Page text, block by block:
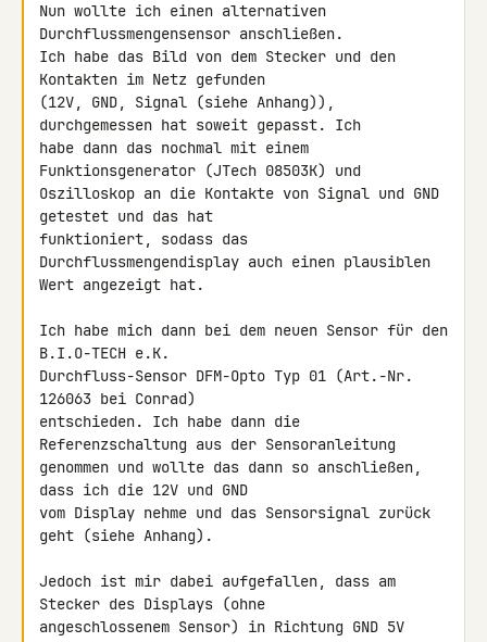
Nun wollte ich einen alternativen
Durchflussmengensensor anschließen.
Ich habe das Bild von dem Stecker und den
Kontakten im Netz gefunden
(12V, GND, Signal (siehe Anhang)),
durchgemessen hat soweit gepasst. Ich
habe dann das nochmal mit einem
Funktionsgenerator (JTech 08503K) und
Oszilloskop an die Kontakte von Signal und GND
getestet und das hat
funktioniert, sodass das
Durchflussmengendisplay auch einen plausiblen
Wert angezeigt hat.
Ich habe mich dann bei dem neuen Sensor für den
B.I.O-TECH e.K.
Durchfluss-Sensor DFM-Opto Typ 01 (Art.-Nr.
126063 bei Conrad)
entschieden. Ich habe dann die
Referenzschaltung aus der Sensoranleitung
genommen und wollte das dann so anschließen,
dass ich die 12V und GND
vom Display nehme und das Sensorsignal zurück
geht (siehe Anhang).
Jedoch ist mir dabei aufgefallen, dass am
Stecker des Displays (ohne
angeschlossenem Sensor) in Richtung GND 5V